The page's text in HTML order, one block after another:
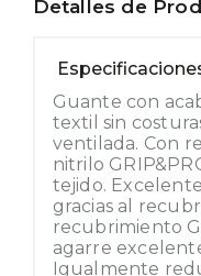
Detalles de
Guante con
textil sin
ventilada. Con
nitrilo
tejido.
gracias al
recubrimiento
agarre
Igualmente